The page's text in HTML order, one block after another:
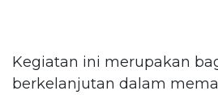
Kegiatan ini merupakan
berkelanjutan dalam